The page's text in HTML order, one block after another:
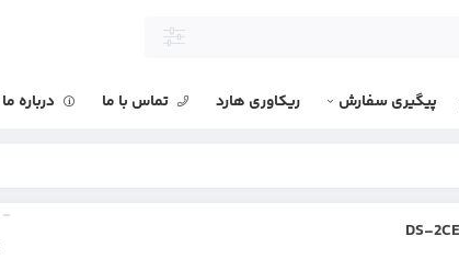
پیگیری سفارش ریکاوری هارد تماس با ما درباره ما